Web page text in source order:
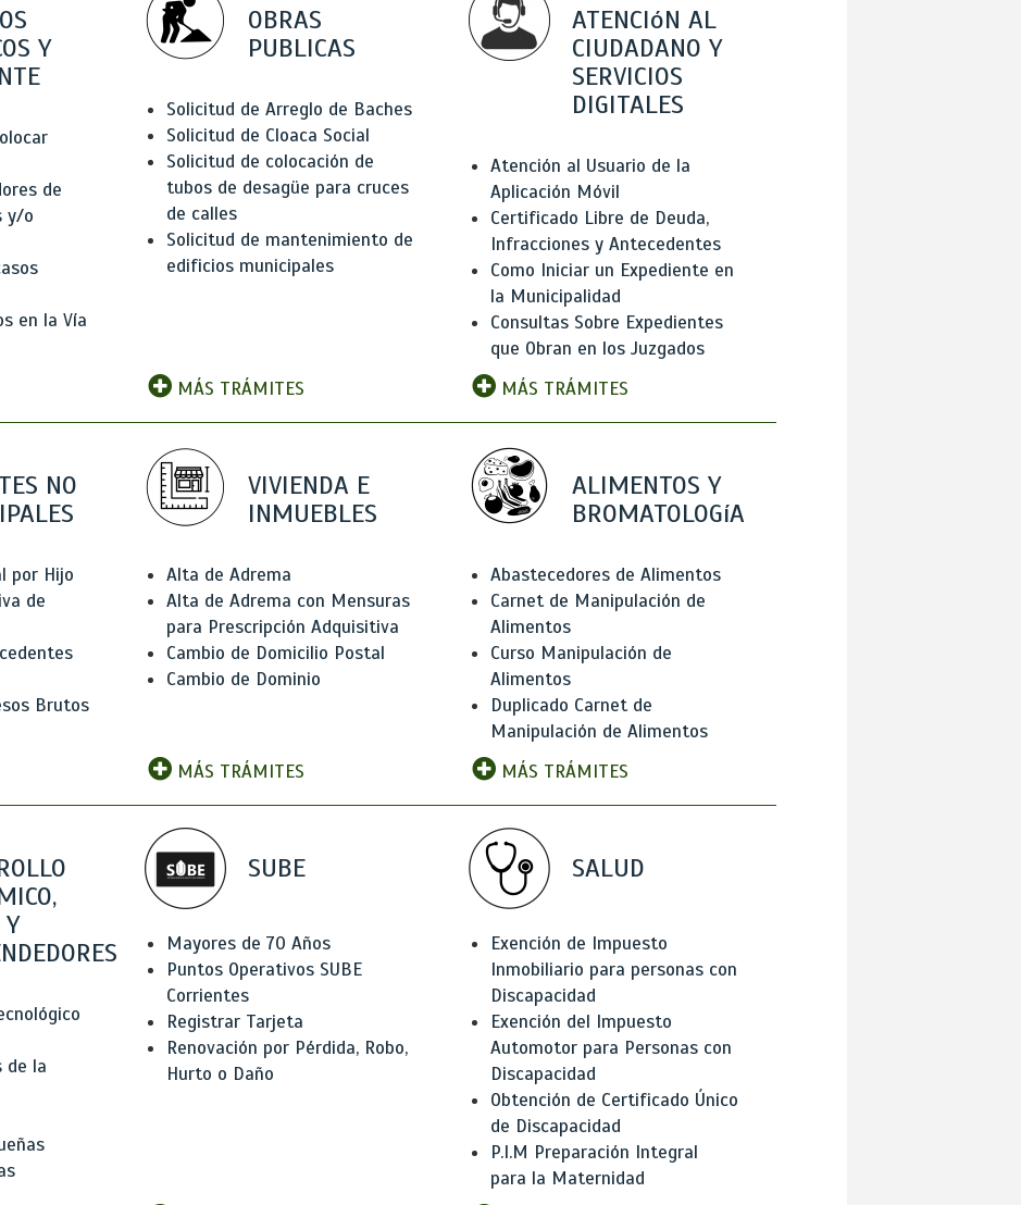
Y
de
y/o
en la Vía
OBRAS
PUBLICAS
Solicitud de Arreglo de Baches
Solicitud de Cloaca Social
Solicitud de colocación de
tubos de desagüe para cruces
de calles
Solicitud de mantenimiento de
edificios municipales
MÁS TRÁMITES
ATENCIóN AL
CIUDADANO Y
SERVICIOS
DIGITALES
Atención al Usuario de la
Aplicación Móvil
Certificado Libre de Deuda,
Infracciones y Antecedentes
Como Iniciar un Expediente en
la Municipalidad
Consultas Sobre Expedientes
que Obran en los Juzgados
MÁS TRÁMITES
NO
por Hijo
de
Brutos
VIVIENDA E
INMUEBLES
Alta de Adrema
Alta de Adrema con Mensuras
para Prescripción Adquisitiva
Cambio de Domicilio Postal
Cambio de Dominio
MÁS TRÁMITES
ALIMENTOS Y
BROMATOLOGíA
Abastecedores de Alimentos
Carnet de Manipulación de
Alimentos
Curso Manipulación de
Alimentos
Duplicado Carnet de
Manipulación de Alimentos
MÁS TRÁMITES
de la
SUBE
Mayores de 70 Años
Puntos Operativos SUBE
Corrientes
Registrar Tarjeta
Renovación por Pérdida, Robo,
Hurto o Daño
SALUD
Exención de Impuesto
Inmobiliario para personas con
Discapacidad
Exención del Impuesto
Automotor para Personas con
Discapacidad
Obtención de Certificado Único
de Discapacidad
P.I.M Preparación Integral
para la Maternidad